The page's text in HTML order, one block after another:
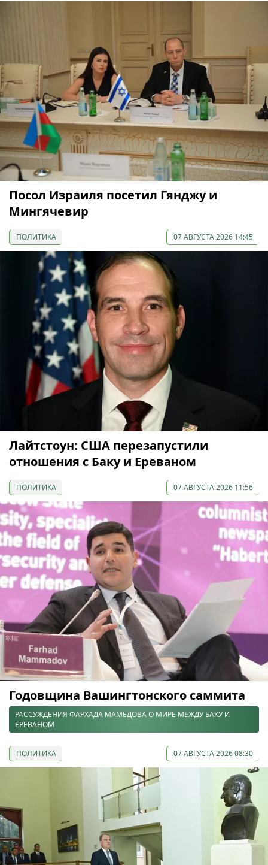
Посол Израиля посетил Гянджу и
Мингячевир
ПОЛИТИКА 07 АВГУСТА 2026 14:45
Лайтстоун: США перезапустили
отношения с Баку и Ереваном
ПОЛИТИКА 07 АВГУСТА 2026 11:56
Годовщина Вашингтонского саммита
РАССУЖДЕНИЯ ФАРХАДА МАМЕДОВА О МИРЕ МЕЖДУ БАКУ И
ЕРЕВАНОМ
ПОЛИТИКА 07 АВГУСТА 2026 08:30